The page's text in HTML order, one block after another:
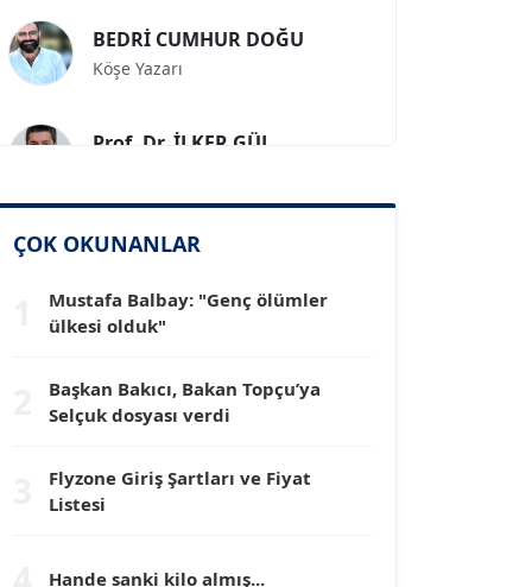
Köşe Yazarı
Köşe Yazarı
Köşe Yazarı
Dr. HAKAN TARTAN
Prof. Dr. YÜCEL OCAK
ÇOK OKUNANLAR
Mustafa Balbay: "Genç ölümler
ülkesi olduk"
Başkan Bakıcı, Bakan Topçu’ya
Selçuk dosyası verdi
Flyzone Giriş Şartları ve Fiyat
Listesi
Hande sanki kilo almış...